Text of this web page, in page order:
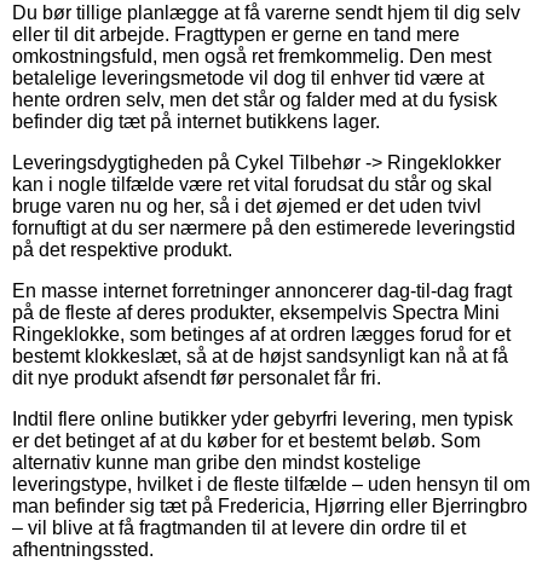
Du bør tillige planlægge at få varerne sendt hjem til dig selv
eller til dit arbejde. Fragttypen er gerne en tand mere
omkostningsfuld, men også ret fremkommelig. Den mest
betalelige leveringsmetode vil dog til enhver tid være at
hente ordren selv, men det står og falder med at du fysisk
befinder dig tæt på internet butikkens lager.
Leveringsdygtigheden på Cykel Tilbehør -> Ringeklokker
kan i nogle tilfælde være ret vital forudsat du står og skal
bruge varen nu og her, så i det øjemed er det uden tvivl
fornuftigt at du ser nærmere på den estimerede leveringstid
på det respektive produkt.
En masse internet forretninger annoncerer dag-til-dag fragt
på de fleste af deres produkter, eksempelvis Spectra Mini
Ringeklokke, som betinges af at ordren lægges forud for et
bestemt klokkeslæt, så at de højst sandsynligt kan nå at få
dit nye produkt afsendt før personalet får fri.
Indtil flere online butikker yder gebyrfri levering, men typisk
er det betinget af at du køber for et bestemt beløb. Som
alternativ kunne man gribe den mindst kostelige
leveringstype, hvilket i de fleste tilfælde – uden hensyn til om
man befinder sig tæt på Fredericia, Hjørring eller Bjerringbro
– vil blive at få fragtmanden til at levere din ordre til et
afhentningssted.